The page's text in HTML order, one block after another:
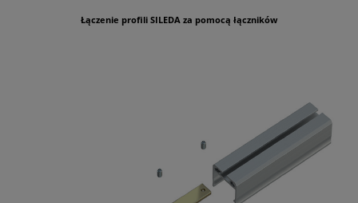
Łączenie profili SILEDA za pomocą łączników